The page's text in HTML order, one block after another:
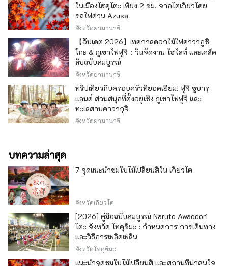
ในเมืองโฮคุโตะ เพียง 2 ชม. จากโตเกียวโดย
รถไฟด่วน Azusa
จังหวัดยามานาชิ
【อัปเดต 2026】เทศกาลดอกไม้ไฟคาวากูชิ
โกะ & ภูเขาไฟฟูจิ：วันจัดงาน ไฮไลท์ และเคล็ด
ลับฉบับสมบูรณ์
จังหวัดยามานาชิ
ทริปเที่ยวกับครอบครัวที่ยอดเยี่ยม! ฟูจิ ซูบารุ
แลนด์ สวนสนุกที่ตั้งอยู่เชิง ภูเขาไฟฟูจิ และ
ทะเลสาบคาวากุจิ
จังหวัดยามานาชิ
บทความล่าสุด
7 จุดแนะนำชมใบไม้เปลี่ยนสีใน เกียวโต
จังหวัดเกียวโต
[2026] คู่มือฉบับสมบูรณ์ Naruto Awaodori
โตะ จังหวัด โทคุชิมะ : กำหนดการ การเดินทาง
และวิธีการเพลิดเพลิน
จังหวัดโทคุชิมะ
แนะนำจุดชมใบไม้เปลี่ยนสี และสถานที่น่าสนใจ